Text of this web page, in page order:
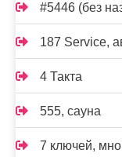
#5446 (без
187 Service,
4 Такта
555, сауна
7 ключей,